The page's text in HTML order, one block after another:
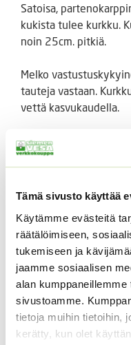
Tämä sivusto käyttää
Käytämme evästeitä
räätälöimiseen,
tukemiseen ja
jaamme sosiaalisen
alan
sivustoamme.
tietoja muihin tietoihin,
kerätty, kun olet
Satoisa,
kukista tulee kurkku.
noin 25cm. pitkiä.
Melko
tauteja vastaan.
vettä kasvukaudella.
Kurkku on kasvina
Esikasvatus sisällä
F1 hybridi siemen,
Tutustu